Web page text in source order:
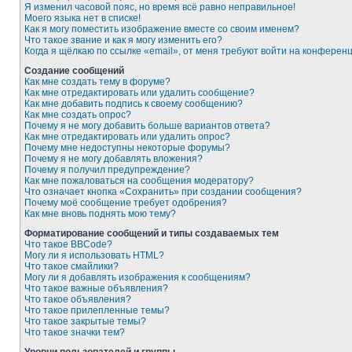
Я изменил часовой пояс, но время всё равно неправильное!
Моего языка нет в списке!
Как я могу поместить изображение вместе со своим именем?
Что такое звание и как я могу изменить его?
Когда я щёлкаю по ссылке «email», от меня требуют войти на
Создание сообщений
Как мне создать тему в форуме?
Как мне отредактировать или удалить сообщение?
Как мне добавить подпись к своему сообщению?
Как мне создать опрос?
Почему я не могу добавить больше вариантов ответа?
Как мне отредактировать или удалить опрос?
Почему мне недоступны некоторые форумы?
Почему я не могу добавлять вложения?
Почему я получил предупреждение?
Как мне пожаловаться на сообщения модератору?
Что означает кнопка «Сохранить» при создании сообщения?
Почему моё сообщение требует одобрения?
Как мне вновь поднять мою тему?
Форматирование сообщений и типы создаваемых тем
Что такое BBCode?
Могу ли я использовать HTML?
Что такое смайлики?
Могу ли я добавлять изображения к сообщениям?
Что такое важные объявления?
Что такое объявления?
Что такое прилепленные темы?
Что такое закрытые темы?
Что такое значки тем?